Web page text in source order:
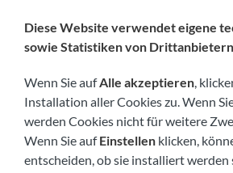
Besuchen Sie uns bald unter:
Diese Website verwendet eigene
sowie Statistiken von
Wenn Sie aufAlle akzeptieren,
Installation aller Cookies zu. Wenn
werden Cookies nicht für weitere
Wenn Sie aufEinstellen klicken,
entscheiden, ob sie installiert werden